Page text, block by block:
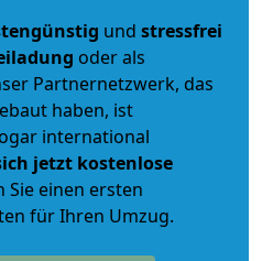
und stressfrei
oder als
Partnernetzwerk, das
haben, ist
international
jetzt kostenlose
Sie einen ersten
für Ihren Umzug.